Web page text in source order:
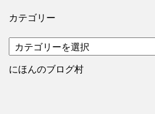
カテゴリー
テ
ゴ
にほんのブログ村